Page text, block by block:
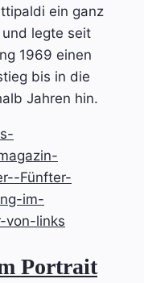
ein ganz
legte seit
1969 einen
bis in die
Jahren hin.
Portrait